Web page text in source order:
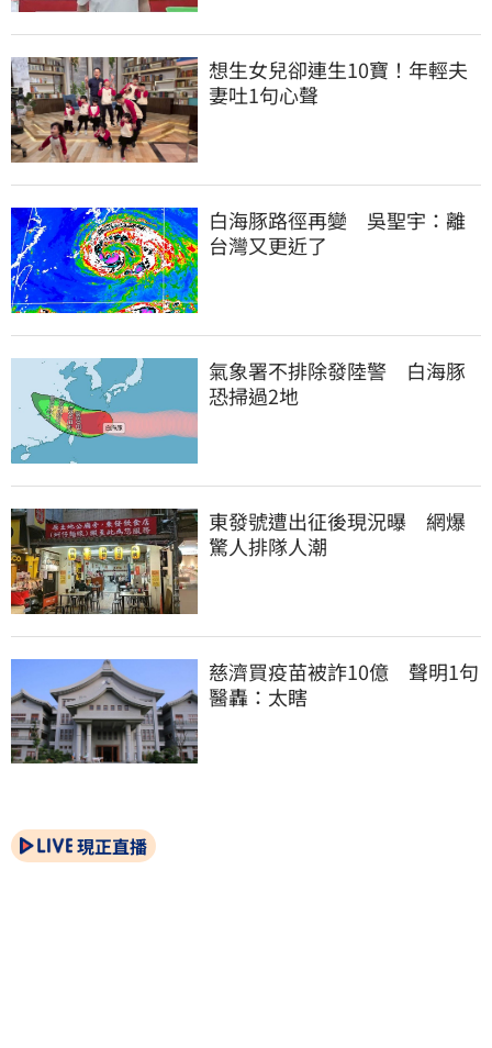
想生女兒卻連生10寶！年輕夫
妻吐1句心聲
白海豚路徑再變　吳聖宇：離
台灣又更近了
氣象署不排除發陸警　白海豚
恐掃過2地
東發號遭出征後現況曝　網爆
驚人排隊人潮
慈濟買疫苗被詐10億　聲明1句
醫轟：太瞎
現正直播